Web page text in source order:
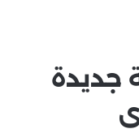
جديدة